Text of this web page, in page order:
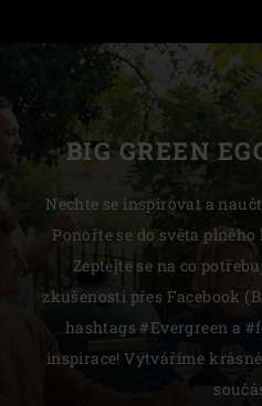
BIG GREEN
Nechte se inspirovat a
Ponořte se do světa
Zeptejte se na co
zkušenosti přes Facebook
hashtags #Evergreen a
inspirace! Vytváříme